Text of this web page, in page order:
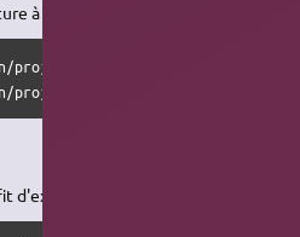
à tout le monde ("other") :
projet1/conf/authz
projet1/conf/passwd
d'exécuter :